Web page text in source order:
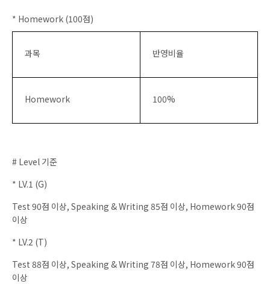
* Homework (100점)
과목 반영비율
Homework 100%
# Level 기준
* LV.1 (G)
Test 90점 이상, Speaking & Writing 85점 이상, Homework 90점
이상
* LV.2 (T)
Test 88점 이상, Speaking & Writing 78점 이상, Homework 90점
이상